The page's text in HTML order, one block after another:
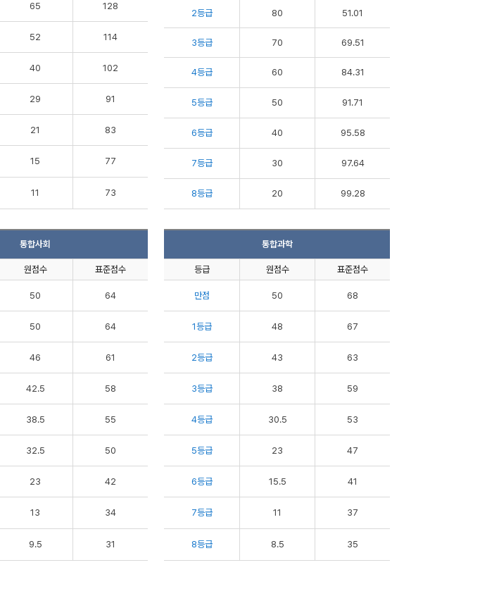
65 128
52 114
40 102
29 91
21 83
15 77
11 73
2등급 80 51.01
3등급 70 69.51
4등급 60 84.31
5등급 50 91.71
6등급 40 95.58
7등급 30 97.64
8등급 20 99.28
통합사회
원점수 표준점수
50 64
50 64
46 61
42.5 58
38.5 55
32.5 50
23 42
13 34
9.5 31
통합과학
등급 원점수 표준점수
만점 50 68
1등급 48 67
2등급 43 63
3등급 38 59
4등급 30.5 53
5등급 23 47
6등급 15.5 41
7등급 11 37
8등급 8.5 35